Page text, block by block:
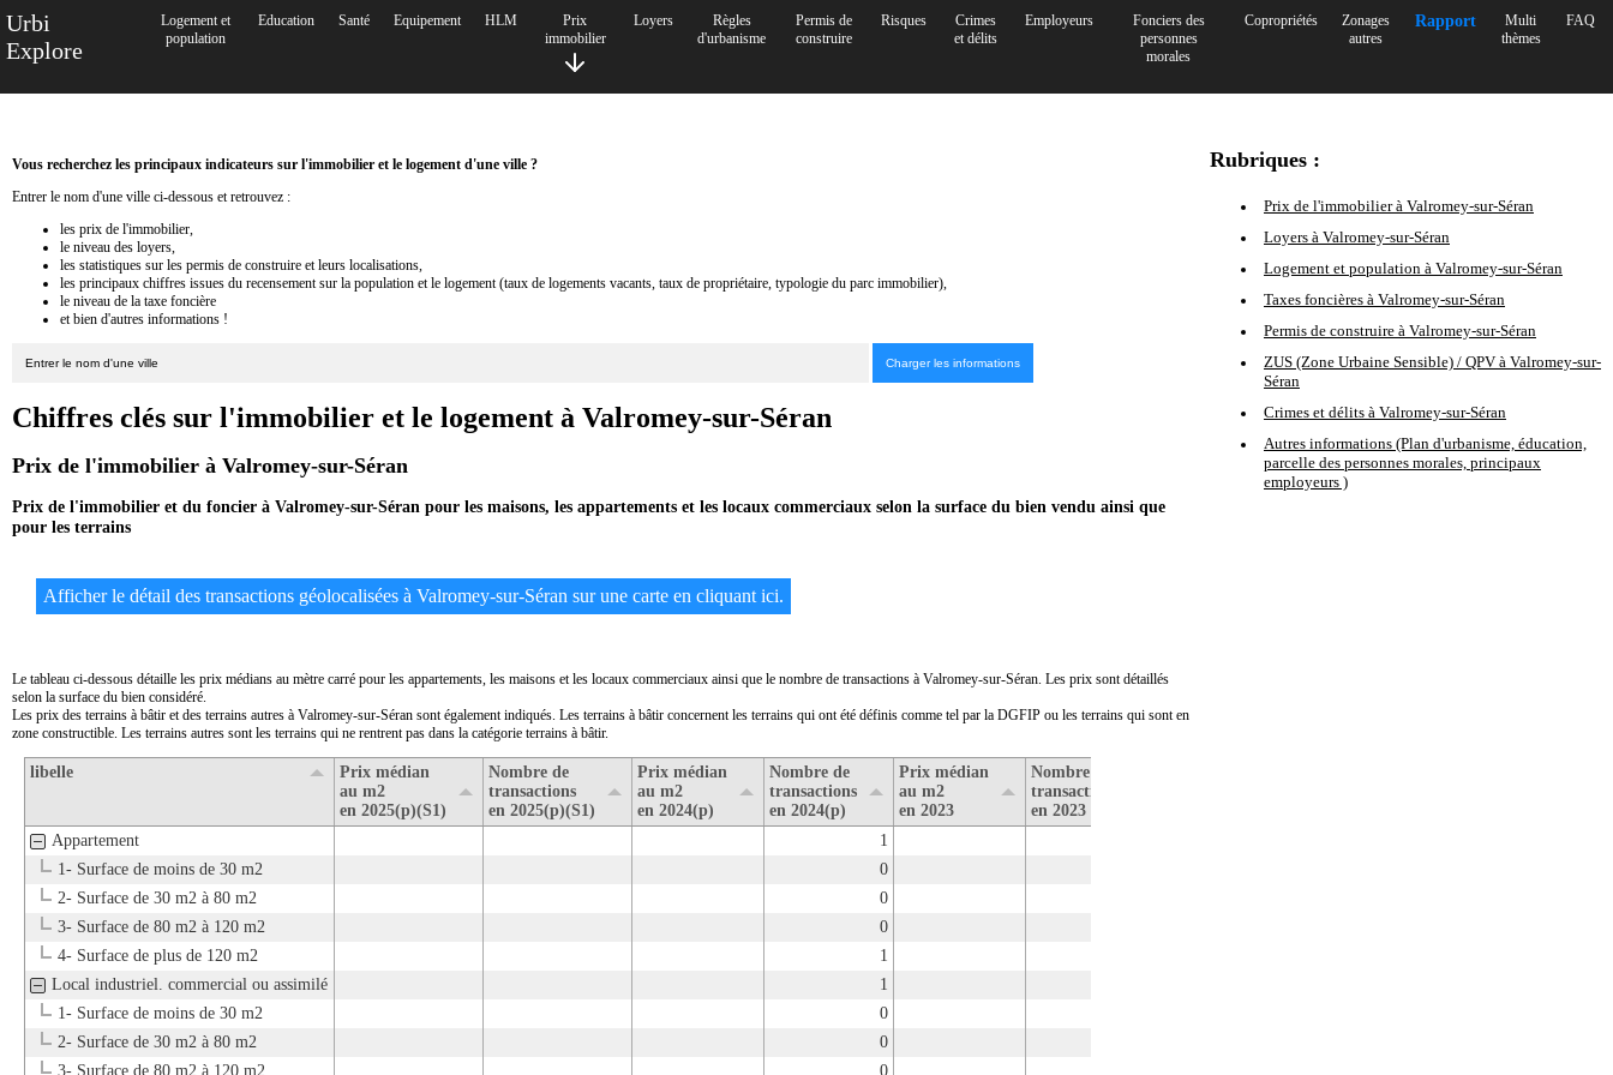
Urbi
Explore
Logement et
population
Education Santé Equipement HLM
Prix
immobilier
Loyers
Règles
d'urbanisme
Permis de
construire
Risques
Crimes
et délits
Employeurs
Fonciers des
personnes
morales
Copropriétés
Zonages
autres
Rapport
Multi
thèmes
FAQ
Rubriques :
Prix de l'immobilier à Valromey-sur-Séran
Loyers à Valromey-sur-Séran
Logement et population à Valromey-sur-Séran
Taxes foncières à Valromey-sur-Séran
Permis de construire à Valromey-sur-Séran
ZUS (Zone Urbaine Sensible) / QPV à Valromey-sur-
Séran
Crimes et délits à Valromey-sur-Séran
Autres informations (Plan d'urbanisme, éducation,
parcelle des personnes morales, principaux
employeurs )
Vous recherchez les principaux indicateurs sur l'immobilier et le logement d'une ville ?
Entrer le nom d'une ville ci-dessous et retrouvez :
les prix de l'immobilier,
le niveau des loyers,
les statistiques sur les permis de construire et leurs localisations,
les principaux chiffres issues du recensement sur la population et le logement (taux de logements vacants, taux de propriétaire, typologie du parc immobilier),
le niveau de la taxe foncière
et bien d'autres informations !
Chiffres clés sur l'immobilier et le logement à Valromey-sur-Séran
Prix de l'immobilier à Valromey-sur-Séran
Prix de l'immobilier et du foncier à Valromey-sur-Séran pour les maisons, les appartements et les locaux commerciaux selon la surface du bien vendu ainsi que
pour les terrains
Afficher le détail des transactions géolocalisées à Valromey-sur-Séran sur une carte en cliquant ici.
Le tableau ci-dessous détaille les prix médians au mètre carré pour les appartements, les maisons et les locaux commerciaux ainsi que le nombre de transactions à Valromey-sur-Séran. Les prix sont détaillés
selon la surface du bien considéré.
Les prix des terrains à bâtir et des terrains autres à Valromey-sur-Séran sont également indiqués. Les terrains à bâtir concernent les terrains qui ont été définis comme tel par la DGFIP ou les terrains qui sont en
zone constructible. Les terrains autres sont les terrains qui ne rentrent pas dans la catégorie terrains à bâtir.
libelle
Prix médian
au m2
en 2025(p)(S1)
Nombre de
transactions
en 2025(p)(S1)
Prix médian
au m2
en 2024(p)
Nombre de
transactions
en 2024(p)
Prix médian
au m2
en 2023
Nombre de
transactions
en 2023
Appartement
1
1- Surface de moins de 30 m2
0
2- Surface de 30 m2 à 80 m2
0
3- Surface de 80 m2 à 120 m2
0
4- Surface de plus de 120 m2
1
Local industriel. commercial ou assimilé
1
1- Surface de moins de 30 m2
0
2- Surface de 30 m2 à 80 m2
0
3- Surface de 80 m2 à 120 m2
0